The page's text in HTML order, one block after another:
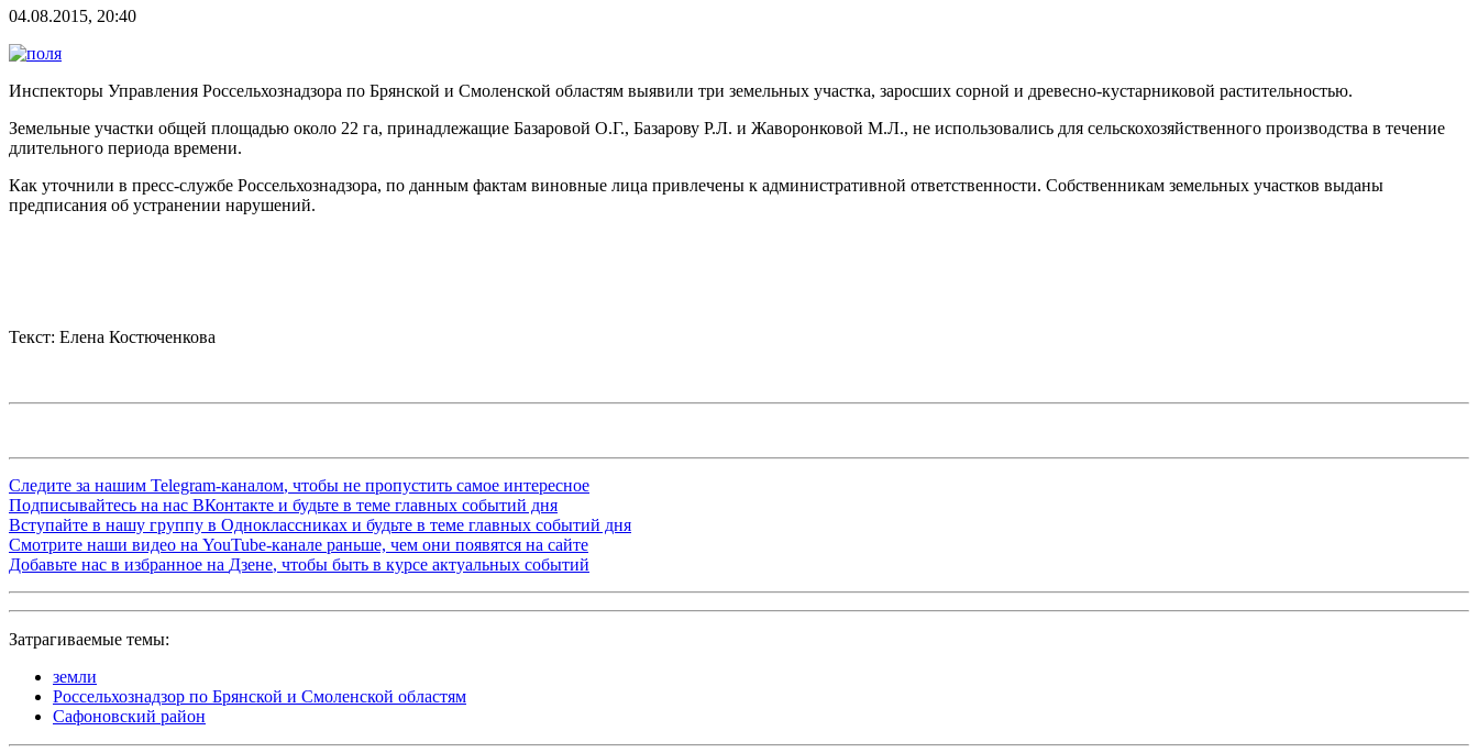
04.08.2015, 20:40
Инспекторы Управления Россельхознадзора по Брянской и Смоленской областям выявили три земельных участка, заросших сорной и древесно-кустарниковой растительностью.
Земельные участки общей площадью около 22 га, принадлежащие Базаровой О.Г., Базарову Р.Л. и Жаворонковой М.Л., не использовались для сельскохозяйственного производства в течение
длительного периода времени.
Как уточнили в пресс-службе Россельхознадзора, по данным фактам виновные лица привлечены к административной ответственности. Собственникам земельных участков выданы
предписания об устранении нарушений.
Текст: Елена Костюченкова
Следите за нашим Telegram-каналом, чтобы не пропустить самое интересное
Подписывайтесь на нас ВКонтакте и будьте в теме главных событий дня
Вступайте в нашу группу в Одноклассниках и будьте в теме главных событий дня
Смотрите наши видео на YouTube-канале раньше, чем они появятся на сайте
Добавьте нас в избранное на Дзене, чтобы быть в курсе актуальных событий
Затрагиваемые темы:
земли
Россельхознадзор по Брянской и Смоленской областям
Сафоновский район